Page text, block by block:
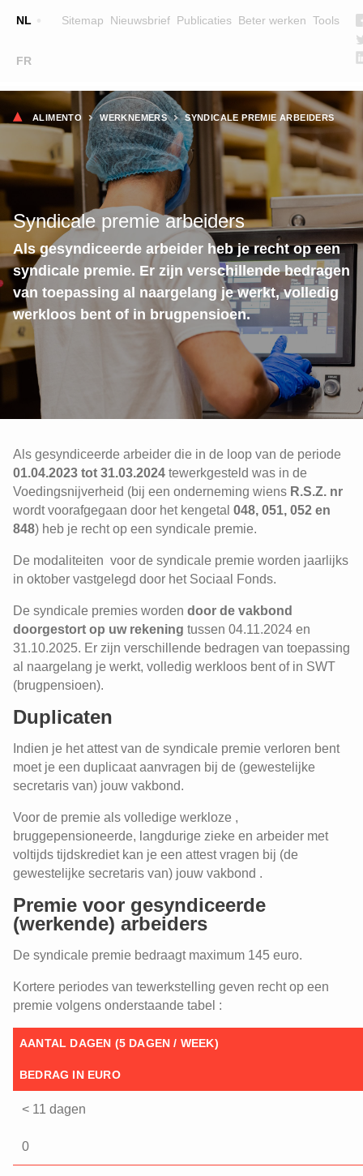
NL
FR
Sitemap Nieuwsbrief Publicaties Beter werken Tools
Main
navigation
OPLEIDINGEN
LESGEVERS
WIE ZIJN WE
CONTACT
ZOEK EEN OPLEIDING
Kruimelpad
ALIMENTO WERKNEMERS SYNDICALE PREMIE ARBEIDERS
Syndicale premie arbeiders
Als gesyndiceerde arbeider heb je recht op een
syndicale premie. Er zijn verschillende bedragen
van toepassing al naargelang je werkt, volledig
werkloos bent of in brugpensioen.
Als gesyndiceerde arbeider die in de loop van de periode
01.04.2023 tot 31.03.2024 tewerkgesteld was in de
Voedingsnijverheid (bij een onderneming wiens R.S.Z. nr
wordt voorafgegaan door het kengetal 048, 051, 052 en
848) heb je recht op een syndicale premie.
De modaliteiten voor de syndicale premie worden jaarlijks
in oktober vastgelegd door het Sociaal Fonds.
De syndicale premies worden door de vakbond
doorgestort op uw rekening tussen 04.11.2024 en
31.10.2025. Er zijn verschillende bedragen van toepassing
al naargelang je werkt, volledig werkloos bent of in SWT
(brugpensioen).
Duplicaten
Indien je het attest van de syndicale premie verloren bent
moet je een duplicaat aanvragen bij de (gewestelijke
secretaris van) jouw vakbond.
Voor de premie als volledige werkloze ,
bruggepensioneerde, langdurige zieke en arbeider met
voltijds tijdskrediet kan je een attest vragen bij (de
gewestelijke secretaris van) jouw vakbond .
Premie voor gesyndiceerde
(werkende) arbeiders
De syndicale premie bedraagt maximum 145 euro.
Kortere periodes van tewerkstelling geven recht op een
premie volgens onderstaande tabel :
AANTAL DAGEN (5 DAGEN / WEEK)
BEDRAG IN EURO
< 11 dagen
0